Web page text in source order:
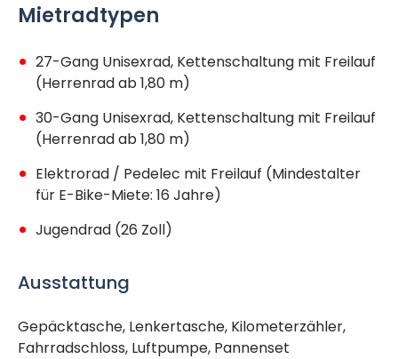
Mietradtypen
27-Gang Unisexrad, Kettenschaltung mit Freilauf
(Herrenrad ab 1,80 m)
30-Gang Unisexrad, Kettenschaltung mit Freilauf
(Herrenrad ab 1,80 m)
Elektrorad / Pedelec mit Freilauf (Mindestalter
für E-Bike-Miete: 16 Jahre)
Jugendrad (26 Zoll)
Ausstattung
Gepäcktasche, Lenkertasche, Kilometerzähler,
Fahrradschloss, Luftpumpe, Pannenset